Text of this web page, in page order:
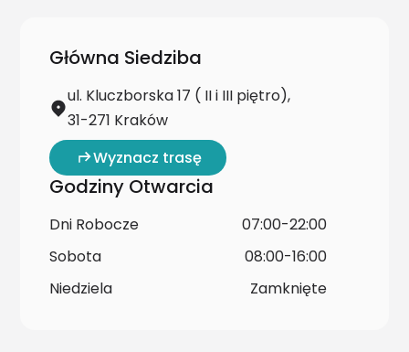
Główna Siedziba
ul. Kluczborska 17 ( II i III piętro),
31-271 Kraków
Wyznacz trasę
Godziny Otwarcia
Dni Robocze
07:00-22:00
Sobota
08:00-16:00
Niedziela
Zamknięte